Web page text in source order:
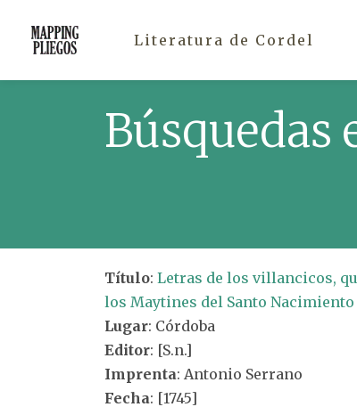
Literatura de Cordel
Búsquedas
Título: Letras de los villancicos,
los Maytines del Santo Nacimiento
Lugar: Córdoba
Editor: [S.n.]
Imprenta: Antonio Serrano
Fecha: [1745]